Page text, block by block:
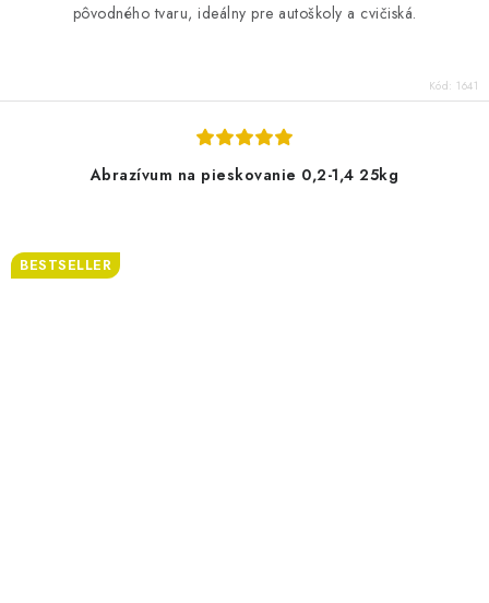
pôvodného tvaru, ideálny pre autoškoly a cvičiská.
Kód: 1641
Abrazívum na pieskovanie 0,2-1,4 25kg
BESTSELLER